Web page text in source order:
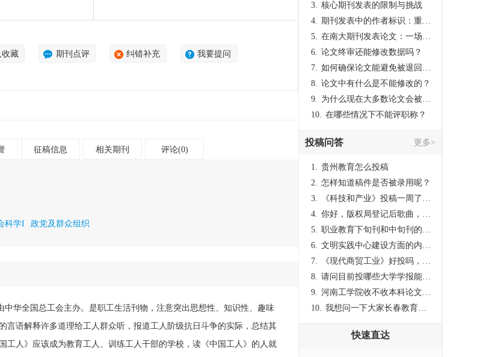
收藏 期刊点评 纠错补充 我要提问
征稿信息 相关期刊 评论(0)
科学I 政党及群众组织
中华全国总工会主办。是职工生活刊物，注意突出思想性、知识性、趣味
言语解释许多道理给工人群众听，报道工人阶级抗日斗争的实际，总结其
工人》应该成为教育工人、训练工人干部的学校，读《中国工人》的人就
3. 核心期刊发表的限制与挑战
4. 期刊发表中的作者标识：重要性与实践
5. 在南大期刊发表论文：一场知识探索与学术成就的旅程
6. 论文终审还能修改数据吗？
7. 如何确保论文能避免被退回：关键条件与策略
8. 论文中有什么是不能修改的？
9. 为什么现在大多数论文会被评判为AI撰写？（深度剖析查重机制下的困境与出路）
10. 在哪些情况下不能评职称？
投稿问答 更多>
1. 贵州教育怎么投稿
2. 怎样知道稿件是否被录用呢？
3.
《科技和产业》投稿一周了仍是“已发回执”状态，这是什么意思？什么时候外审？
4. 你好，版权局登记后歌曲，这里能否发表
5. 职业教育下旬刊和中旬刊的国内刊号一样，他们有什么区别，两本刊物都是真的吗？
6. 文明实践中心建设方面的内容适合那种期刊
7.
《现代商贸工业》好投吗，版面费多少？
8. 请问目前投哪些大学学报能较快出刊啊
9. 河南工学院收不收本科论文呀？
10. 我想问一下大家长春教育学院学报是本科学报吗？
快速直达